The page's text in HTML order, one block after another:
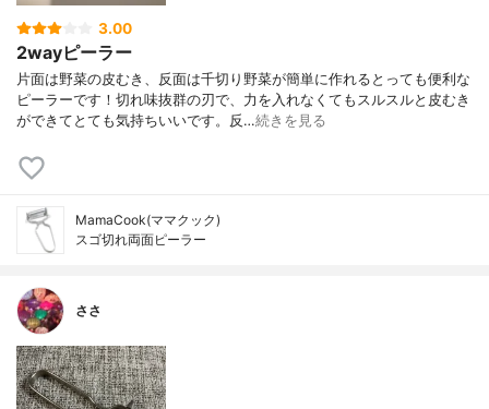
3.00
2wayピーラー
片面は野菜の皮むき、反面は千切り野菜が簡単に作れるとっても便利な
ピーラーです！切れ味抜群の刃で、力を入れなくてもスルスルと皮むき
ができてとても気持ちいいです。反…続きを見る
MamaCook(ママクック)
スゴ切れ両面ピーラー
ささ